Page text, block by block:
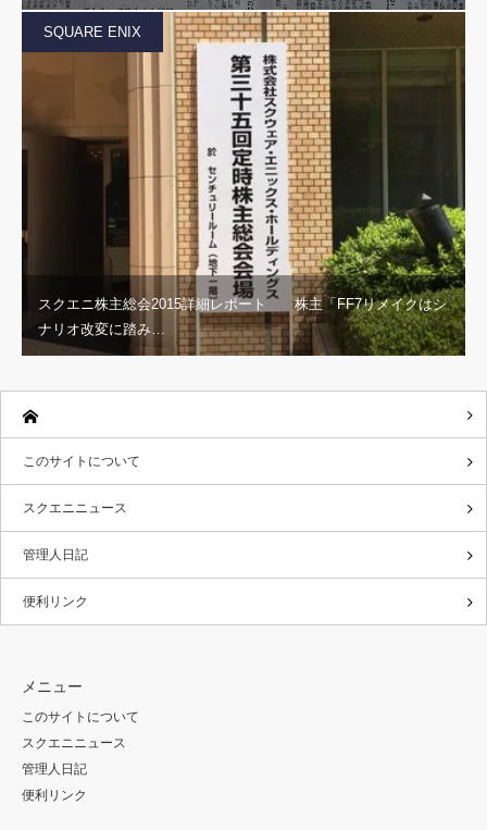
SQUARE ENIX
スクエニ株主総会2015詳細レポート 株主「FF7リメイクはシ
ナリオ改変に踏み…
このサイトについて
スクエニニュース
管理人日記
便利リンク
メニュー
このサイトについて
スクエニニュース
管理人日記
便利リンク